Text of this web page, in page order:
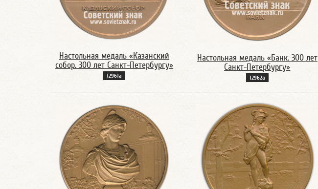
Настольная медаль «Казанский
собор. 300 лет Санкт-Петербургу»
12961а
Настольная медаль «Банк. 300 лет
Санкт-Петербургу»
12962а